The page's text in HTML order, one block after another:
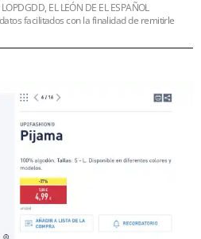
EL LEÓN DE EL ESPAÑOL
facilitados con la finalidad de remitirle